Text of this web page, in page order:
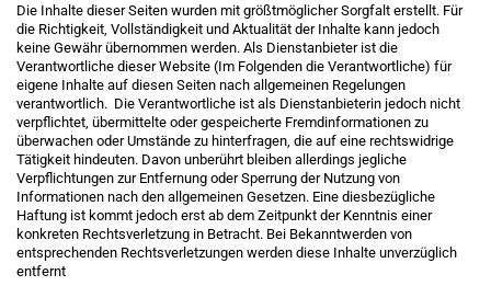
Die Inhalte dieser Seiten wurden mit größtmöglicher Sorgfalt erstellt. Für
die Richtigkeit, Vollständigkeit und Aktualität der Inhalte kann jedoch
keine Gewähr übernommen werden. Als Dienstanbieter ist die
Verantwortliche dieser Website (Im Folgenden die Verantwortliche) für
eigene Inhalte auf diesen Seiten nach allgemeinen Regelungen
verantwortlich. Die Verantwortliche ist als Dienstanbieterin jedoch nicht
verpflichtet, übermittelte oder gespeicherte Fremdinformationen zu
überwachen oder Umstände zu hinterfragen, die auf eine rechtswidrige
Tätigkeit hindeuten. Davon unberührt bleiben allerdings jegliche
Verpflichtungen zur Entfernung oder Sperrung der Nutzung von
Informationen nach den allgemeinen Gesetzen. Eine diesbezügliche
Haftung ist kommt jedoch erst ab dem Zeitpunkt der Kenntnis einer
konkreten Rechtsverletzung in Betracht. Bei Bekanntwerden von
entsprechenden Rechtsverletzungen werden diese Inhalte unverzüglich
entfernt